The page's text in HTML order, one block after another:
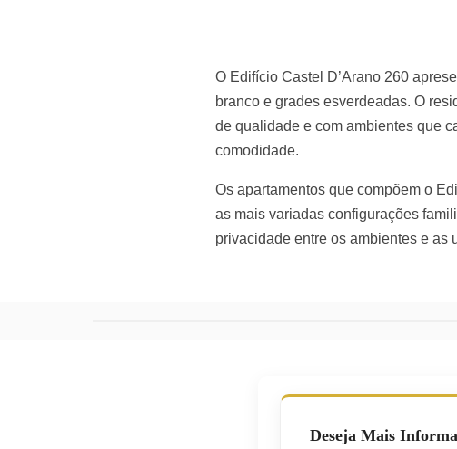
O Edifício Castel D’Arano 260
branco e grades esverdeadas. O
de qualidade e com ambientes que
comodidade.
Os apartamentos que compõem o
as mais variadas configurações
privacidade entre os ambientes e as
Deseja Mais